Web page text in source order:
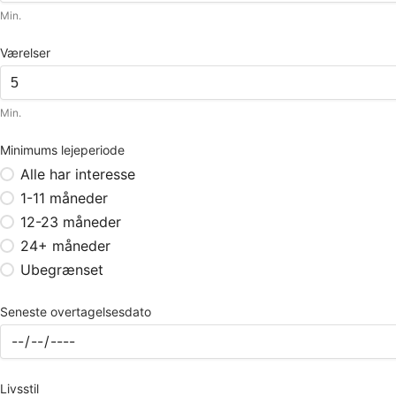
Min.
Værelser
Min.
Minimums lejeperiode
Alle har interesse
1-11 måneder
12-23 måneder
24+ måneder
Ubegrænset
Seneste overtagelsesdato
Livsstil